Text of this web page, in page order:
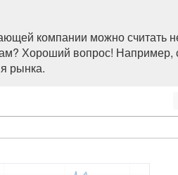
компании можно считать
Хороший вопрос! Например,
рынка.